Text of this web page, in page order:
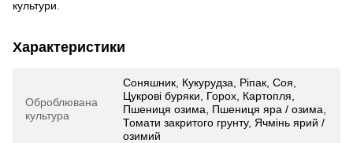
культури.
Характеристики
Оброблювана
культура
Соняшник, Кукурудза, Ріпак, Соя,
Цукрові буряки, Горох, Картопля,
Пшениця озима, Пшениця яра / озима,
Томати закритого грунту, Ячмінь ярий /
озимий